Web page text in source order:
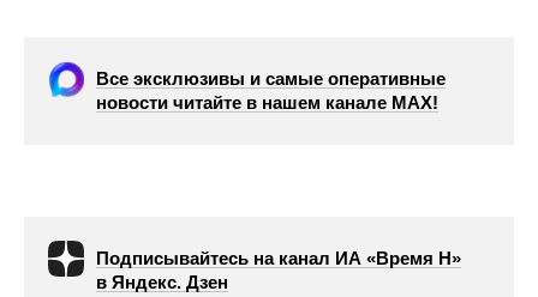
Все эксклюзивы и самые оперативные
новости читайте в нашем канале МАХ!
Подписывайтесь на канал ИА «Время Н»
в Яндекс. Дзен